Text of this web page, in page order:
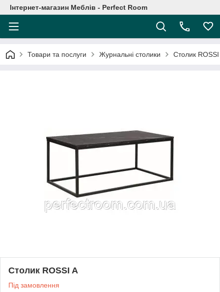
Інтернет-магазин Меблів - Perfect Room
Товари та послуги Журнальні столики Столик ROSSI
Столик ROSSI A
Під замовлення